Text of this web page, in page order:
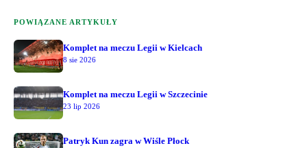
POWIĄZANE ARTYKUŁY
Komplet na meczu Legii w Kielcach
8 sie 2026
Komplet na meczu Legii w Szczecinie
23 lip 2026
Patryk Kun zagra w Wiśle Płock